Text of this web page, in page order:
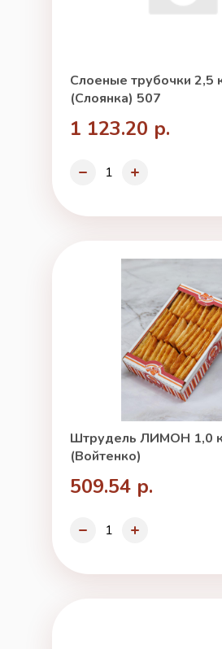
Слоеные трубочки 2,5
(Слоянка) 507
1 123.20 р.
Штрудель ЛИМОН 1,0
(Войтенко)
509.54 р.